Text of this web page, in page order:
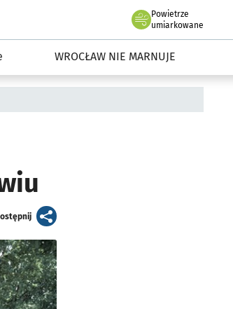
Powietrze
we Wrocławiu
umiarkowane
WROCŁAW NIE MARNUJE
artykuł